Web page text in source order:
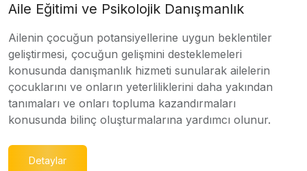
Aile Eğitimi ve Psikolojik Danışmanlık
Ailenin çocuğun potansiyellerine uygun beklentiler
geliştirmesi, çocuğun gelişmini desteklemeleri
konusunda danışmanlık hizmeti sunularak ailelerin
çocuklarını ve onların yeterliliklerini daha yakından
tanımaları ve onları topluma kazandırmaları
konusunda bilinç oluşturmalarına yardımcı olunur.
Detaylar